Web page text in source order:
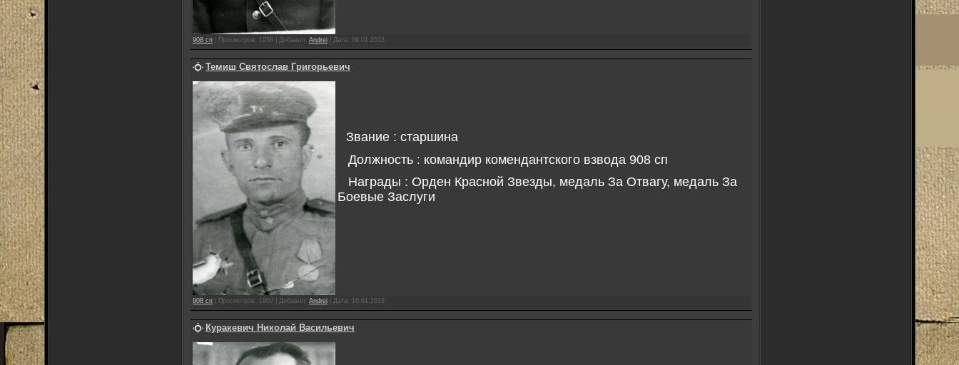
908 сп Просмотров: 1958 Добавил: Andrei Дата: 09.01.2013
Темиш Святослав Григорьевич
Звание : старшина
Должность : командир комендантского взвода 908 сп
Награды : Орден Красной Звезды, медаль За Отвагу, медаль За
Боевые Заслуги
908 сп Просмотров: 1902 Добавил: Andrei Дата: 10.01.2013
Куракевич Николай Васильевич